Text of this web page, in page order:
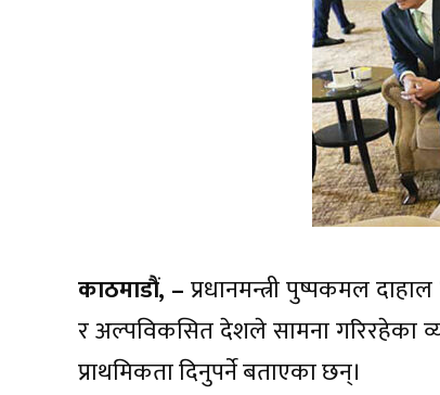
काठमाडौं, –प्रधानमन्त्री पुष्पकमल दाहाल
र अल्पविकसित देशले सामना गरिरहेका
प्राथमिकता दिनुपर्ने बताएका छन्।